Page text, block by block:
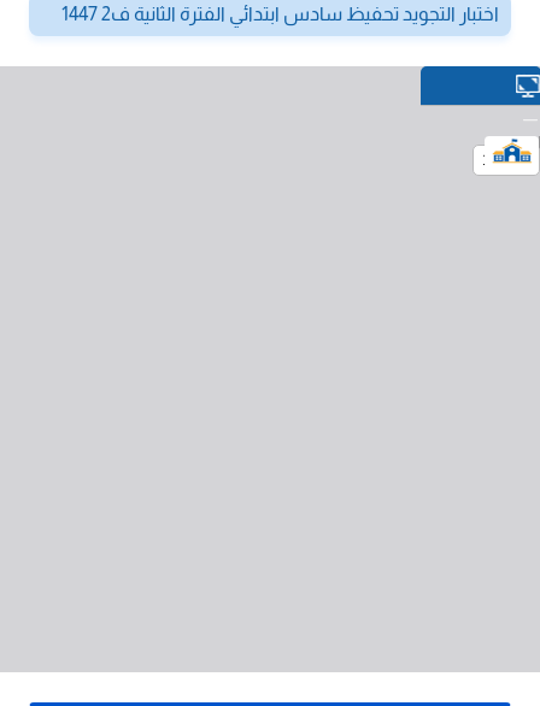
اختبار التجويد تحفيظ سادس ابتدائي الفترة الثانية ف2 1447